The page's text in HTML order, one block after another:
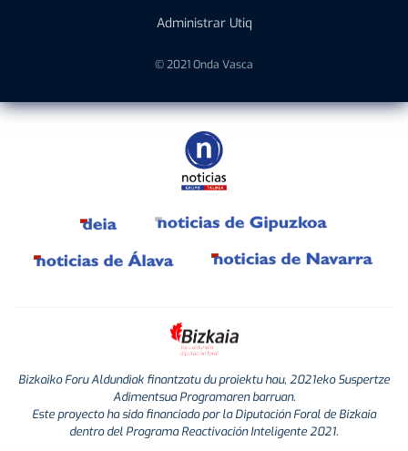
Administrar Utiq
© 2021 Onda Vasca
Bizkaiko Foru Aldundiak finantzatu du proiektu hau, 2021eko Suspertze
Adimentsua Programaren barruan.
Este proyecto ha sido financiado por la Diputación Foral de Bizkaia
dentro del Programa Reactivación Inteligente 2021.